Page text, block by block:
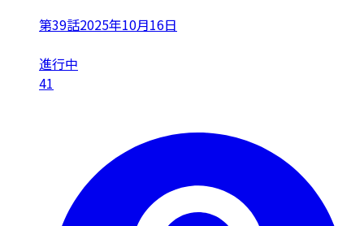
第39話2025年10月16日
進行中
41